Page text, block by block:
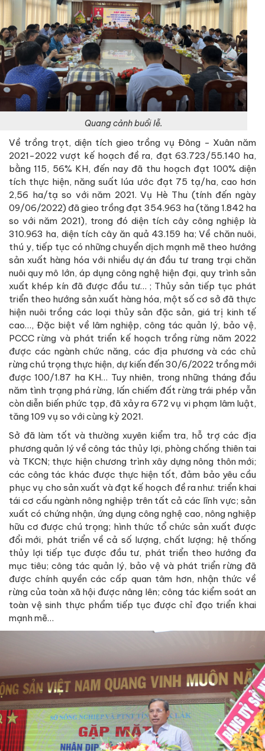
Quang cảnh buổi lễ.
Về trồng trọt, diện tích gieo trồng vụ Đông - Xuân năm
2021-2022 vượt kế hoạch đề ra, đạt 63.723/55.140 ha,
bằng 115, 56% KH, đến nay đã thu hoạch đạt 100% diện
tích thực hiện, năng suất lúa ước đạt 75 tạ/ha, cao hơn
2,56 ha/tạ so với năm 2021. Vụ Hè Thu (tính đến ngày
09/06/2022) đã gieo trồng đạt 354.963 ha (tăng 1.842 ha
so với năm 2021), trong đó diện tích cây công nghiệp là
310.963 ha, diện tích cây ăn quả 43.159 ha; Về chăn nuôi,
thú y, tiếp tục có những chuyển dịch mạnh mẽ theo hướng
sản xuất hàng hóa với nhiều dự án đầu tư trang trại chăn
nuôi quy mô lớn, áp dụng công nghệ hiện đại, quy trình sản
xuất khép kín đã được đầu tư… ; Thủy sản tiếp tục phát
triển theo hướng sản xuất hàng hóa, một số cơ sở đã thực
hiện nuôi trồng các loại thủy sản đặc sản, giá trị kinh tế
cao…, Đặc biệt về lâm nghiệp, công tác quản lý, bảo vệ,
PCCC rừng và phát triển kế hoạch trồng rừng năm 2022
được các ngành chức năng, các địa phương và các chủ
rừng chú trọng thực hiện, dự kiến đến 30/6/2022 trồng mới
được 100/1.87 ha KH… Tuy nhiên, trong những tháng đầu
năm tình trạng phá rừng, lấn chiếm đất rừng trái phép vẫn
còn diễn biến phức tạp, đã xảy ra 672 vụ vi phạm lâm luật,
tăng 109 vụ so với cùng kỳ 2021.
Sở đã làm tốt và thường xuyên kiểm tra, hỗ trợ các địa
phương quản lý về công tác thủy lợi, phòng chống thiên tai
và TKCN; thực hiện chương trình xây dựng nông thôn mới;
các công tác khác được thực hiện tốt, đảm bảo yêu cầu
phục vụ cho sản xuất và đạt kế hoạch đề ra như: triển khai
tái cơ cấu ngành nông nghiệp trên tất cả các lĩnh vực; sản
xuất có chứng nhận, ứng dụng công nghệ cao, nông nghiệp
hữu cơ được chú trọng; hình thức tổ chức sản xuất được
đổi mới, phát triển về cả số lượng, chất lượng; hệ thống
thủy lợi tiếp tục được đầu tư, phát triển theo hướng đa
mục tiêu; công tác quản lý, bảo vệ và phát triển rừng đã
được chính quyền các cấp quan tâm hơn, nhận thức về
rừng của toàn xã hội được nâng lên; công tác kiểm soát an
toàn vệ sinh thực phẩm tiếp tục được chỉ đạo triển khai
mạnh mẽ…